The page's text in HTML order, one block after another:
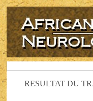
RESULTAT DU